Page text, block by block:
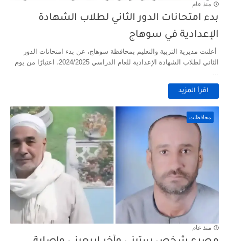
منذ عام
بدء امتحانات الدور الثاني لطلاب الشهادة
الإعدادية في سوهاج
أعلنت مديرية التربية والتعليم بمحافظة سوهاج، عن بدء امتحانات الدور
الثاني لطلاب الشهادة الإعدادية للعام الدراسي 2024/2025، اعتبارًا من يوم
اقرأ المزيد
محافظات
منذ عام